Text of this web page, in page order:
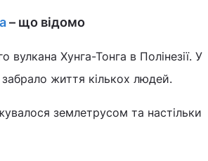
– що відомо
Хунга-Тонга в Полінезії. У
життя кількох людей.
землетрусом та настільки